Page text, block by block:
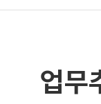
업무